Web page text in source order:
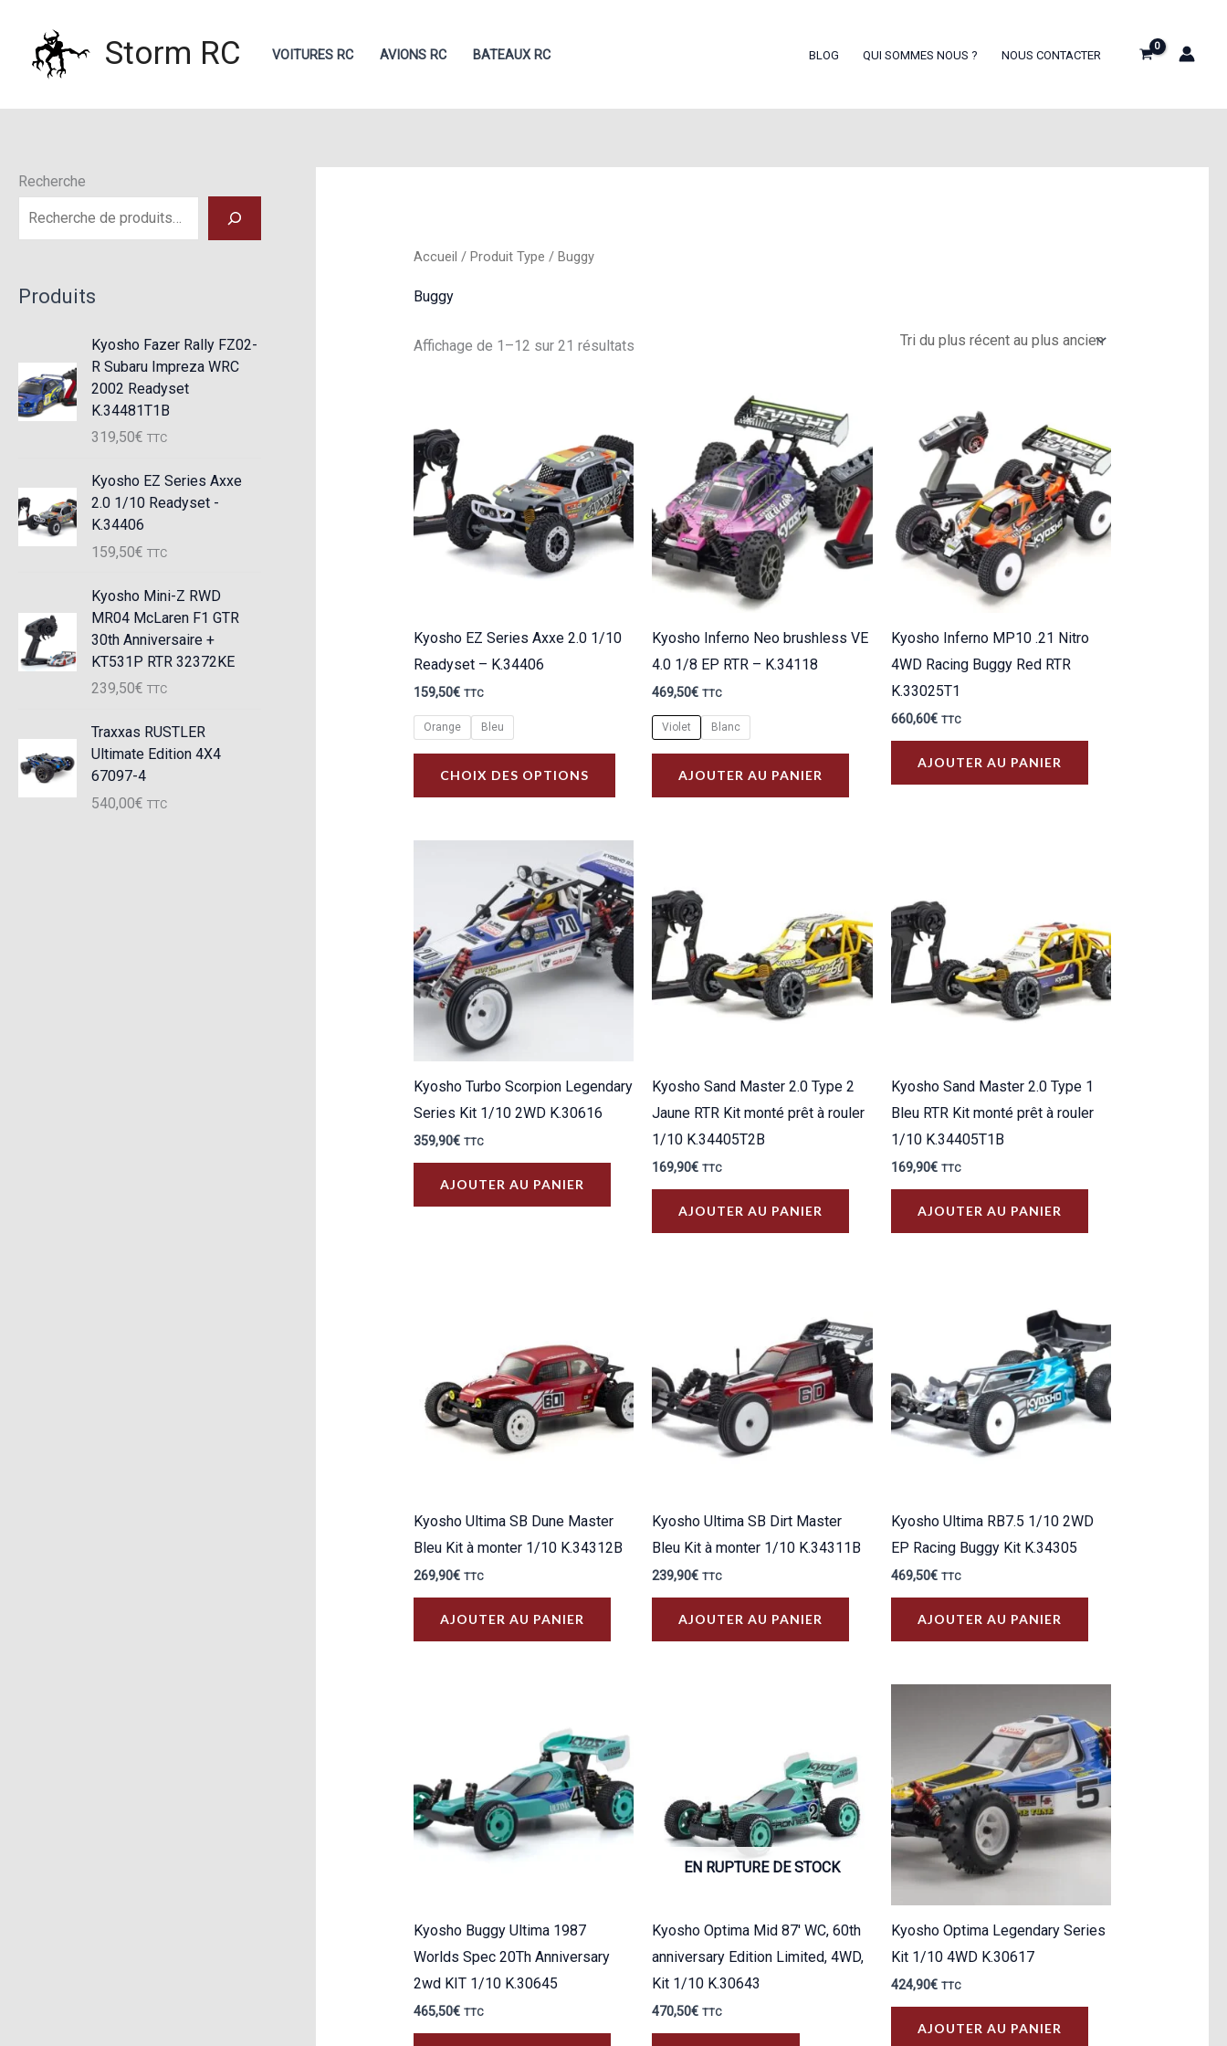
contenu
Storm RC VOITURES RC AVIONS RC BATEAUX RC BLOG QUI SOMMES NOUS ? NOUS CONTACTER
Recherche
Produits
Kyosho Fazer Rally FZ02-
R Subaru Impreza WRC
2002 Readyset
K.34481T1B
319,50€ TTC
Kyosho EZ Series Axxe
2.0 1/10 Readyset -
K.34406
159,50€ TTC
Kyosho Mini-Z RWD
MR04 McLaren F1 GTR
30th Anniversaire +
KT531P RTR 32372KE
239,50€ TTC
Traxxas RUSTLER
Ultimate Edition 4X4
67097-4
540,00€ TTC
Accueil / Produit Type / Buggy
Buggy
Affichage de 1–12 sur 21 résultatsTrié
Kyosho EZ Series Axxe 2.0 1/10
Readyset – K.34406
159,50€ TTC
Orange Bleu
CHOIX DES OPTIONS
plusieurs
variations.
Les
options
peuvent
être
choisies
produit
Kyosho Inferno Neo brushless VE
4.0 1/8 EP RTR – K.34118
469,50€ TTC
Violet Blanc
AJOUTER AU PANIER
produit
options
peuvent
être
choisies
page
du
produit
Kyosho Inferno MP10 .21 Nitro
4WD Racing Buggy Red RTR
K.33025T1
660,60€ TTC
AJOUTER AU PANIER
Kyosho Turbo Scorpion Legendary
Series Kit 1/10 2WD K.30616
359,90€ TTC
AJOUTER AU PANIER
Kyosho Sand Master 2.0 Type 2
Jaune RTR Kit monté prêt à rouler
1/10 K.34405T2B
169,90€ TTC
AJOUTER AU PANIER
Kyosho Sand Master 2.0 Type 1
Bleu RTR Kit monté prêt à rouler
1/10 K.34405T1B
169,90€ TTC
AJOUTER AU PANIER
Kyosho Ultima SB Dune Master
Bleu Kit à monter 1/10 K.34312B
269,90€ TTC
AJOUTER AU PANIER
Kyosho Ultima SB Dirt Master
Bleu Kit à monter 1/10 K.34311B
239,90€ TTC
AJOUTER AU PANIER
Kyosho Ultima RB7.5 1/10 2WD
EP Racing Buggy Kit K.34305
469,50€ TTC
AJOUTER AU PANIER
Kyosho Buggy Ultima 1987
Worlds Spec 20Th Anniversary
2wd KIT 1/10 K.30645
465,50€ TTC
EN RUPTURE DE STOCK
Kyosho Optima Mid 87′ WC, 60th
anniversary Edition Limited, 4WD,
Kit 1/10 K.30643
470,50€ TTC
Kyosho Optima Legendary Series
Kit 1/10 4WD K.30617
424,90€ TTC
AJOUTER AU PANIER